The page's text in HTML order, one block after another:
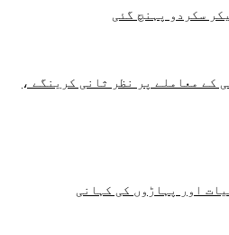
سکردو پہنچ گئی
کے معاملے پر نظر ثانی کرینگے ،
اور پہاڑوں کی کہانی